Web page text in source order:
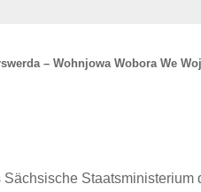
– Wohnjowa Wobora We
Staatsministerium